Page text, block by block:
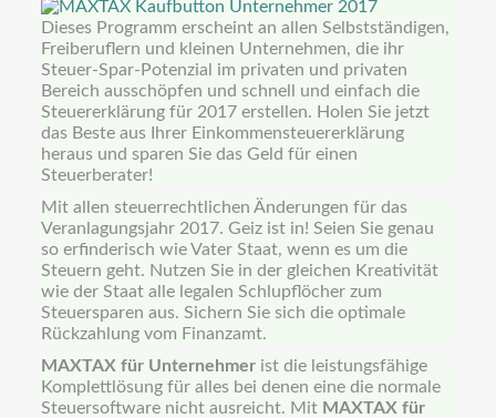
Dieses Programm erscheint an allen Selbstständigen,
Freiberuflern und kleinen Unternehmen, die ihr
Steuer-Spar-Potenzial im privaten und privaten
Bereich ausschöpfen und schnell und einfach die
Steuererklärung für 2017 erstellen. Holen Sie jetzt
das Beste aus Ihrer Einkommensteuererklärung
heraus und sparen Sie das Geld für einen
Steuerberater!
Mit allen steuerrechtlichen Änderungen für das
Veranlagungsjahr 2017. Geiz ist in! Seien Sie genau
so erfinderisch wie Vater Staat, wenn es um die
Steuern geht. Nutzen Sie in der gleichen Kreativität
wie der Staat alle legalen Schlupflöcher zum
Steuersparen aus. Sichern Sie sich die optimale
Rückzahlung vom Finanzamt.
MAXTAX für Unternehmer ist die leistungsfähige
Komplettlösung für alles bei denen eine die normale
Steuersoftware nicht ausreicht. Mit MAXTAX für